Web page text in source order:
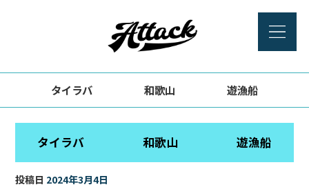
タイラバ 和歌山 遊漁船
タイラバ 和歌山 遊漁船
投稿日 2024年3月4日